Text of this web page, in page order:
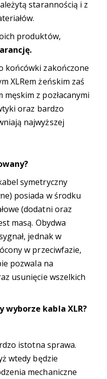
starannością i z
produktów,
końcówki zakończone
XLRem żeńskim zaś
z pozłacanymi
oraz bardzo
najwyższej
symetryczny
posiada w środku
(dodatni oraz
masą. Obydwa
jednak w
w przeciwfazie,
pozwala na
usunięcie wszelkich
wyborze kabla XLR?
istotna sprawa.
wtedy będzie
mechaniczne